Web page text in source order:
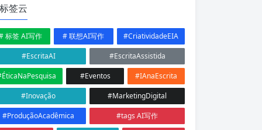
标签云
标签 AI写作 # 联想AI写作
#CriatividadeEIA
#EscritaAI
#EscritaAssistida
#Eventos
#IAnaEscrita
#Inovação
#MarketingDigital
#ProduçãoAcadêmica
#tags AI写作